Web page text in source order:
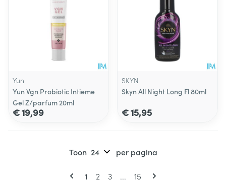
Yun
Yun Vgn Probiotic Intieme
Gel Z/parfum 20ml
€ 19,99
SKYN
Skyn All Night Long Fl 80ml
€ 15,95
Pagina's
U lees momenteel pagina
1 Pagina
2 Pagina
3 ... Pagina
15
Toon per pagina